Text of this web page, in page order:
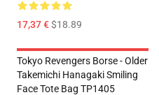
17,37 €$18.89
Tokyo Revengers Borse - Older
Takemichi Hanagaki Smiling
Face Tote Bag TP1405